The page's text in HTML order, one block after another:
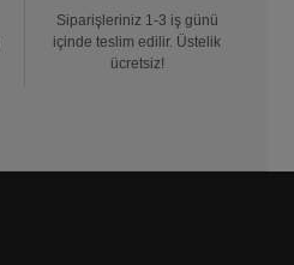
Siparişleriniz 1-3 iş günü
içinde teslim edilir. Üstelik
ücretsiz!